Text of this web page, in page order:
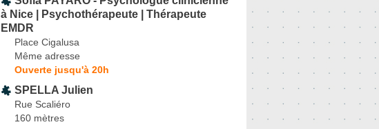
à Nice | Psychothérapeute | Thérapeute
EMDR
Place Cigalusa
Même adresse
Ouverte jusqu'à 20h
SPELLA Julien
Rue Scaliéro
160 mètres